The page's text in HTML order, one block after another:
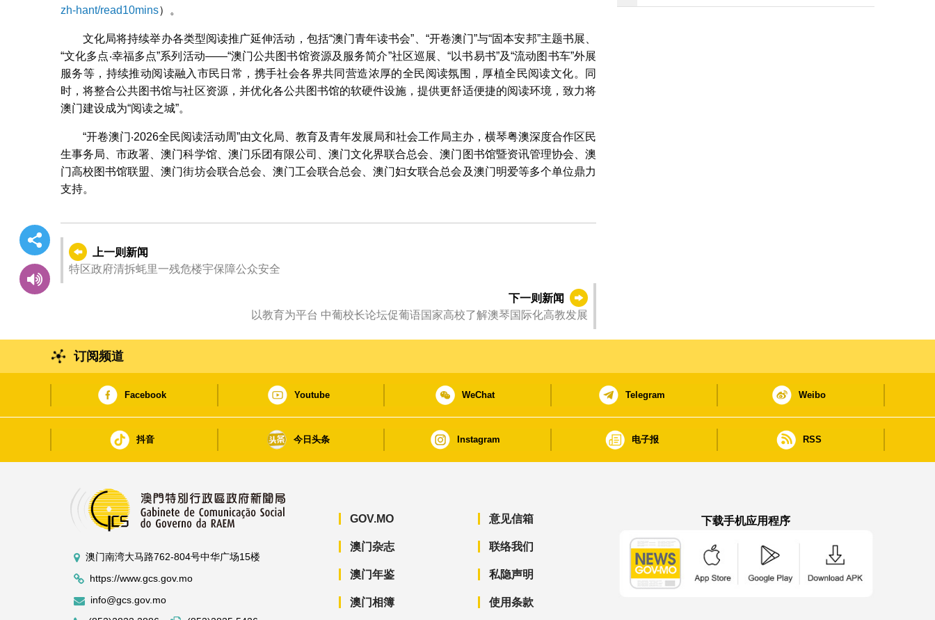
zh-hant/read10mins）。
文化局将持续举办各类型阅读推广延伸活动，包括“澳门青年读书会”、“开卷澳门”与“固本安邦”主题书展、
“文化多点‧幸福多点”系列活动——“澳门公共图书馆资源及服务简介”社区巡展、“以书易书”及“流动图书车”外展
服务等，持续推动阅读融入市民日常，携手社会各界共同营造浓厚的全民阅读氛围，厚植全民阅读文化。同
时，将整合公共图书馆与社区资源，并优化各公共图书馆的软硬件设施，提供更舒适便捷的阅读环境，致力将
澳门建设成为“阅读之城”。
“开卷澳门‧2026全民阅读活动周”由文化局、教育及青年发展局和社会工作局主办，横琴粤澳深度合作区民
生事务局、市政署、澳门科学馆、澳门乐团有限公司、澳门文化界联合总会、澳门图书馆暨资讯管理协会、澳
门高校图书馆联盟、澳门街坊会联合总会、澳门工会联合总会、澳门妇女联合总会及澳门明爱等多个单位鼎力
支持。
上一则新闻
特区政府清拆蚝里一残危楼宇保障公众安全
下一则新闻
以教育为平台 中葡校长论坛促葡语国家高校了解澳琴国际化高教发展
订阅频道
Facebook Youtube WeChat Telegram Weibo
抖音 今日头条 Instagram 电子报 RSS
澳门南湾大马路762-804号中华广场15楼
https://www.gcs.gov.mo
info@gcs.gov.mo
GOV.MO
澳门杂志
澳门年鉴
澳门相簿
意见信箱
联络我们
私隐声明
使用条款
下载手机应用程序